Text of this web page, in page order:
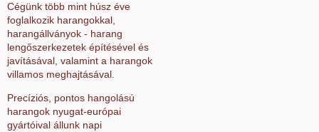
Cégünk több mint húsz éve
foglalkozik harangokkal,
harangállványok - harang
lengőszerkezetek építésével és
javításával, valamint a harangok
villamos meghajtásával.
Precíziós, pontos hangolású
harangok nyugat-európai
gyártóival állunk napi